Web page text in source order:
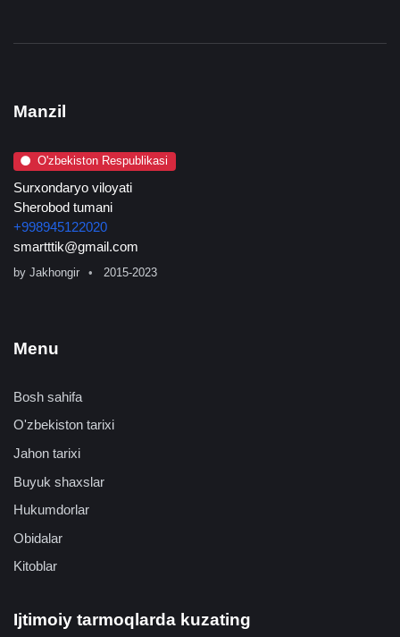
Manzil
O'zbekiston Respublikasi
Surxondaryo viloyati
Sherobod tumani
+998945122020
smartttik@gmail.com
by Jakhongir 2015-2023
Menu
Bosh sahifa
O'zbekiston tarixi
Jahon tarixi
Buyuk shaxslar
Hukumdorlar
Obidalar
Kitoblar
Ijtimoiy tarmoqlarda kuzating